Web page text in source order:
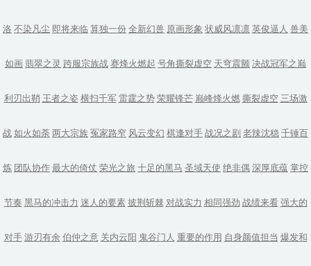
洛 不染凡尘 即将来临 算独一份 全新幻兽 原画形象 状威风凛凛 英俊逼人 兽美
如画 翡翠之灵 跨服宗族战 赛烽火燃起 号角撕裂虚空 天穹震颤 决战冠军之巅
利刃出鞘 王者之姿 横扫千军 雷霆之势 荣耀锋芒 巅峰烽火燃 撕裂虚空 三场激
战 如火如荼 两大宗族 冤家路窄 风云变幻 棋逢对手 战况之剧 老辣沈稳 千锤百
炼 团队协作 最大的倚仗 荣光之旅 十足的黑马 圣域天使 绝非偶 深厚底蕴 掌控
节奏 黑马的冲击力 迷人的要素 披荆斩棘 对战实力 相同强劲 战绩来看 强大的
对手 游刃有余 伯仲之意 关内云阳 鬼谷门人 重要的作用 自身颜值担当 爆发和